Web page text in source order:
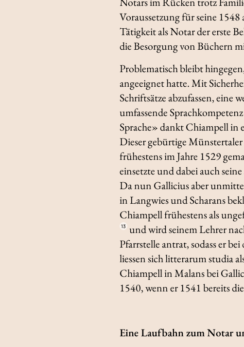
Voraussetzung für seine
Tätigkeit als Notar der erste
die Besorgung von Büchern
Problematisch bleibt
angeeignet hatte. Mit
Schriftsätze abzufassen, eine
umfassende
Sprache» dankt Chiampell in
Dieser gebürtige
frühestens im Jahre 1529
einsetzte und dabei auch
Da nun Gallicius aber
in Langwies und Scharans
Chiampell frühestens als
13 und wird seinem Lehrer
Pfarrstelle antrat, sodass er
liessen sichlitterarum studia
Chiampell in Malans bei
1540, wenn er 1541 bereits
Eine Laufbahn zum Notar